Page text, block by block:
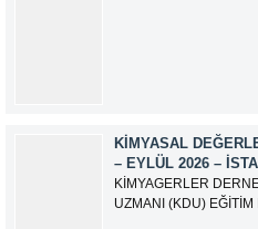
KIMYASAL
– EYLÜL 2026 –
KİMYAGERLER
UZMANI (KDU)